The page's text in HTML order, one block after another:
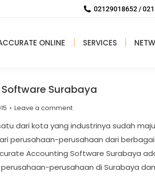
02129018652 /
ONLINE SERVICES
Surabaya
Leave a comment
dari kota yang industrinya sudah
perusahaan-perusahaan dari
Accounting Software Surabaya
perusahaan di Surabaya